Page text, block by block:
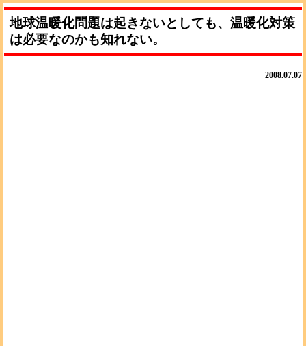
地球温暖化問題は起きないとしても、温暖化対策
は必要なのかも知れない。
2008.07.07